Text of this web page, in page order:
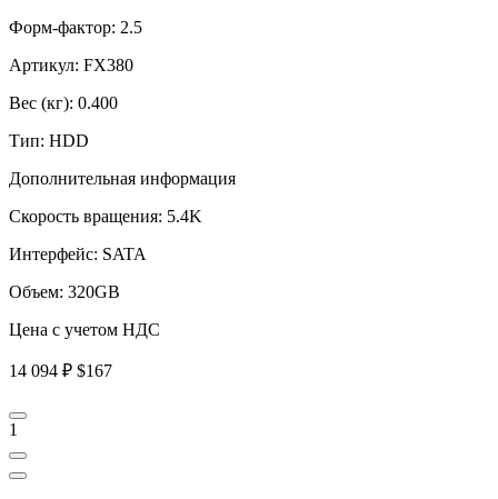
Форм-фактор: 2.5
Артикул: FX380
Вес (кг): 0.400
Тип: HDD
Дополнительная информация
Скорость вращения: 5.4K
Интерфейс: SATA
Объем: 320GB
Цена с учетом НДС
14 094 ₽ $167
1